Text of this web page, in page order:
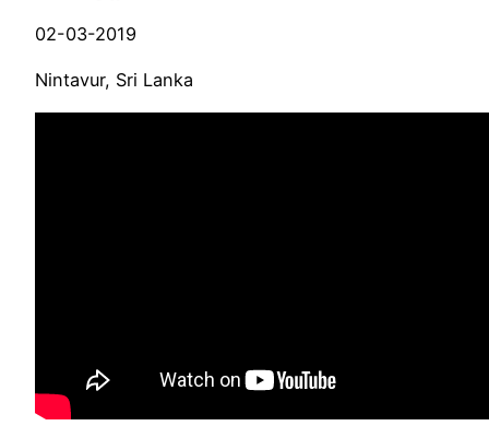
02-03-2019
Nintavur, Sri Lanka